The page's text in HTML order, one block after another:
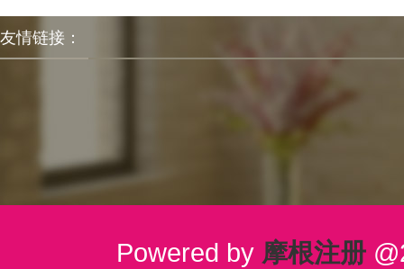
友情链接：
Powered by 摩根注册